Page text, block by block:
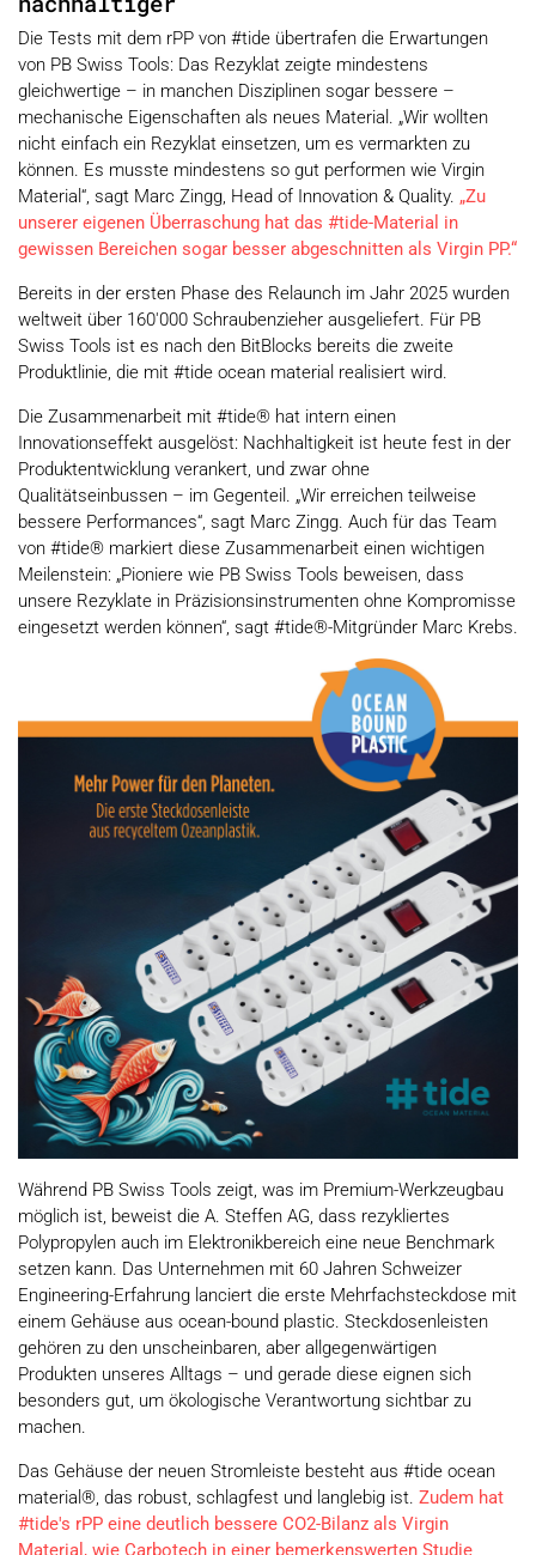
Die Tests mit dem rPP von #tide übertrafen die Erwartungen
von PB Swiss Tools: Das Rezyklat zeigte mindestens
gleichwertige – in manchen Disziplinen sogar bessere –
mechanische Eigenschaften als neues Material. „Wir wollten
nicht einfach ein Rezyklat einsetzen, um es vermarkten zu
können. Es musste mindestens so gut performen wie Virgin
Material“, sagt Marc Zingg, Head of Innovation & Quality. „Zu
unserer eigenen Überraschung hat das #tide-Material in
gewissen Bereichen sogar besser abgeschnitten als Virgin PP.“
Bereits in der ersten Phase des Relaunch im Jahr 2025 wurden
weltweit über 160'000 Schraubenzieher ausgeliefert. Für PB
Swiss Tools ist es nach den BitBlocks bereits die zweite
Produktlinie, die mit #tide ocean material realisiert wird.
Die Zusammenarbeit mit #tide® hat intern einen
Innovationseffekt ausgelöst: Nachhaltigkeit ist heute fest in der
Produktentwicklung verankert, und zwar ohne
Qualitätseinbussen – im Gegenteil. „Wir erreichen teilweise
bessere Performances“, sagt Marc Zingg. Auch für das Team
von #tide® markiert diese Zusammenarbeit einen wichtigen
Meilenstein: „Pioniere wie PB Swiss Tools beweisen, dass
unsere Rezyklate in Präzisionsinstrumenten ohne Kompromisse
eingesetzt werden können“, sagt #tide®-Mitgründer Marc Krebs.
Während PB Swiss Tools zeigt, was im Premium-Werkzeugbau
möglich ist, beweist die A. Steffen AG, dass rezykliertes
Polypropylen auch im Elektronikbereich eine neue Benchmark
setzen kann. Das Unternehmen mit 60 Jahren Schweizer
Engineering-Erfahrung lanciert die erste Mehrfachsteckdose mit
einem Gehäuse aus ocean-bound plastic. Steckdosenleisten
gehören zu den unscheinbaren, aber allgegenwärtigen
Produkten unseres Alltags – und gerade diese eignen sich
besonders gut, um ökologische Verantwortung sichtbar zu
machen.
Das Gehäuse der neuen Stromleiste besteht aus #tide ocean
material®, das robust, schlagfest und langlebig ist. Zudem hat
#tide's rPP eine deutlich bessere CO2-Bilanz als Virgin
Material, wie Carbotech in einer bemerkenswerten Studie